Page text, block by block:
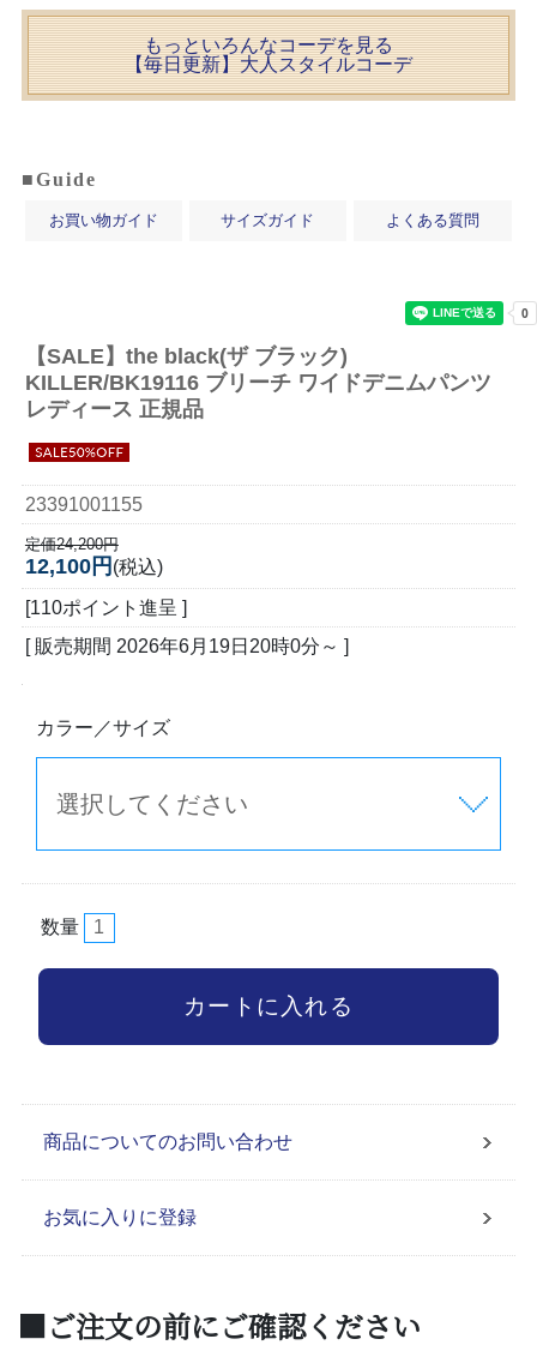
もっといろんなコーデを見る
【毎日更新】大人スタイルコーデ
■Guide
お買い物ガイド サイズガイド よくある質問
【SALE】 the black(ザ ブラック)
KILLER/BK19116 ブリーチ ワイドデニムパンツ
レディース 正規品
23391001155
定価24,200円
12,100円 (税込)
[110ポイント進呈 ]
[ 販売期間 2026年6月19日20時0分 ～ ]
カラー／サイズ
数量
商品についてのお問い合わせ
お気に入りに登録
■ご注文の前にご確認ください